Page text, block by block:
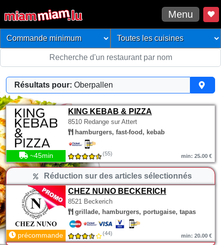
Menu
Résultats pour: Oberpallen
KING KEBAB & PIZZA
8510 Redange sur Attert
hamburgers, fast-food, kebab
~45min (55) min: 25.00 €
Réduction sur des articles sélectionnés
CHEZ NUNO BECKERICH
8521 Beckerich
grillade, hamburgers, portugaise, tapas
précommande (44) min: 20.00 €